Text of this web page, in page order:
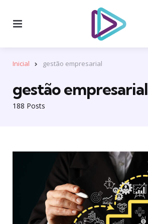
Inicial gestão empresarial
188 Posts
gestão empresarial